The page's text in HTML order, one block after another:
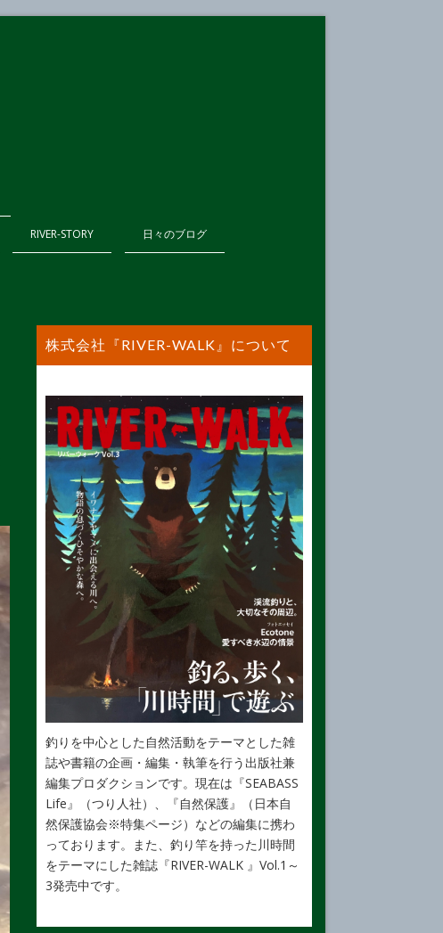
RIVER-STORY 日々のブログ
株式会社『RIVER-WALK』について
釣りを中心とした自然活動をテーマとした雑
誌や書籍の企画・編集・執筆を行う出版社兼
編集プロダクションです。現在は『SEABASS
Life』（つり人社）、『自然保護』（日本自
然保護協会※特集ページ）などの編集に携わ
っております。また、釣り竿を持った川時間
をテーマにした雑誌『RIVER-WALK 』Vol.1～
3発売中です。